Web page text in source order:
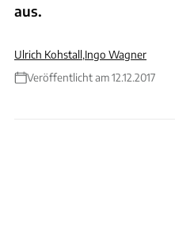
aus.
Ulrich Kohstall,Ingo Wagner
Veröffentlicht am 12.12.2017